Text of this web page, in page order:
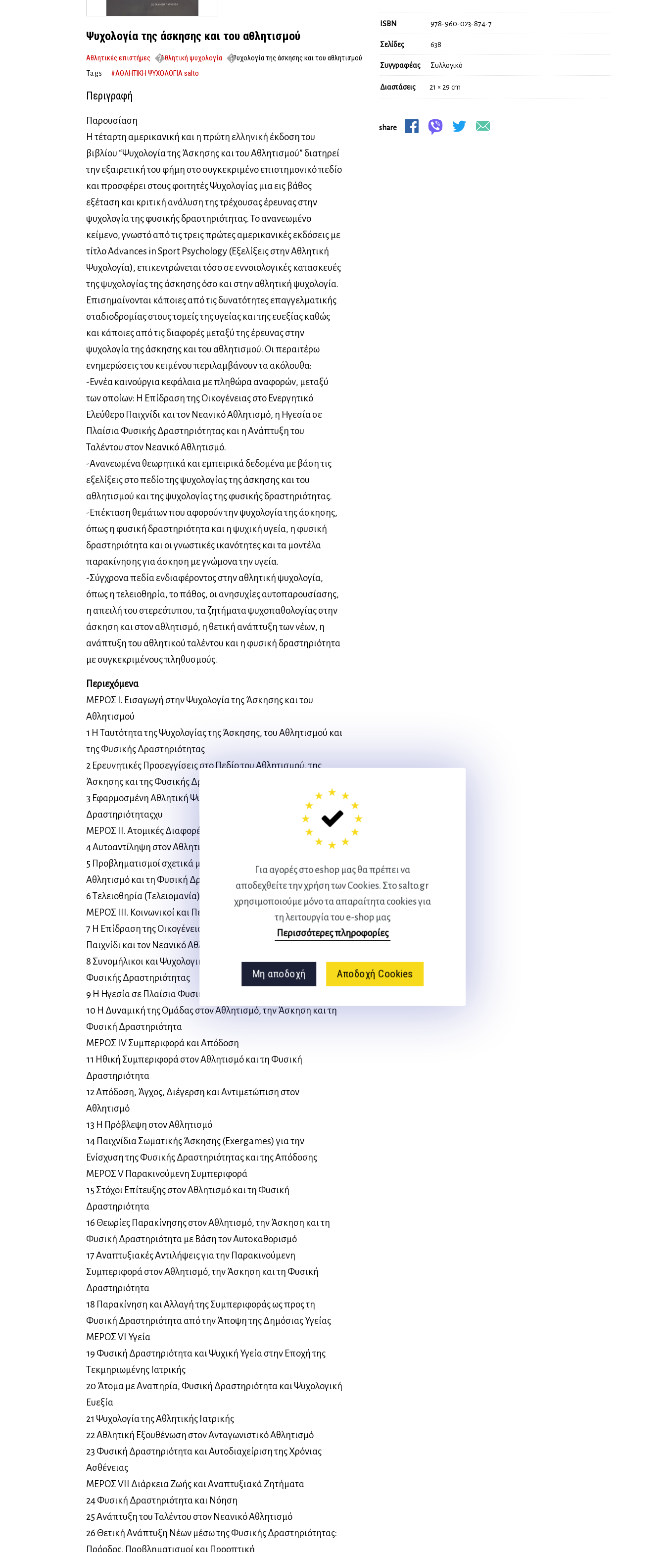
Για αγορές στο eshop μας θα πρέπει να
αποδεχθείτε την χρήση των Cookies. Στο salto.gr
χρησιμοποιούμε μόνο τα απαραίτητα cookies για
τη λειτουργία του e-shop μας
Περισσότερες πληροφορίες
Μη αποδοχή Αποδοχή Cookies
Διαστάσεις 21 × 29 cm
ISBN 978-960-023-874-7
Σελίδες 638
Συγγραφέας Συλλογικό
share
Ψυχολογία της άσκησης και του αθλητισμού
Αθλητικές επιστήμες Αθλητική ψυχολογία Ψυχολογία της άσκησης και του αθλητισμού
Tags #ΑΘΛΗΤΙΚΗ ΨΥΧΟΛΟΓΙΑ salto
Περιγραφή
Παρουσίαση
Η τέταρτη αμερικανική και η πρώτη ελληνική έκδοση του
βιβλίου “Ψυχολογία της Άσκησης και του Αθλητισμού” διατηρεί
την εξαιρετική του φήμη στο συγκεκριμένο επιστημονικό πεδίο
και προσφέρει στους φοιτητές Ψυχολογίας μια εις βάθος
εξέταση και κριτική ανάλυση της τρέχουσας έρευνας στην
ψυχολογία της φυσικής δραστηριότητας. Το ανανεωμένο
κείμενο, γνωστό από τις τρεις πρώτες αμερικανικές εκδόσεις με
τίτλο Advances in Sport Psychology (Εξελίξεις στην Αθλητική
Ψυχολογία), επικεντρώνεται τόσο σε εννοιολογικές κατασκευές
της ψυχολογίας της άσκησης όσο και στην αθλητική ψυχολογία.
Επισημαίνονται κάποιες από τις δυνατότητες επαγγελματικής
σταδιοδρομίας στους τομείς της υγείας και της ευεξίας καθώς
και κάποιες από τις διαφορές μεταξύ της έρευνας στην
ψυχολογία της άσκησης και του αθλητισμού. Οι περαιτέρω
ενημερώσεις του κειμένου περιλαμβάνουν τα ακόλουθα:
-Εννέα καινούργια κεφάλαια με πληθώρα αναφορών, μεταξύ
των οποίων: Η Επίδραση της Οικογένειας στο Ενεργητικό
Ελεύθερο Παιχνίδι και τον Νεανικό Αθλητισμό, η Ηγεσία σε
Πλαίσια Φυσικής Δραστηριότητας και η Ανάπτυξη του
Ταλέντου στον Νεανικό Αθλητισμό.
-Ανανεωμένα θεωρητικά και εμπειρικά δεδομένα με βάση τις
εξελίξεις στο πεδίο της ψυχολογίας της άσκησης και του
αθλητισμού και της ψυχολογίας της φυσικής δραστηριότητας.
-Επέκταση θεμάτων που αφορούν την ψυχολογία της άσκησης,
όπως η φυσική δραστηριότητα και η ψυχική υγεία, η φυσική
δραστηριότητα και οι γνωστικές ικανότητες και τα μοντέλα
παρακίνησης για άσκηση με γνώμονα την υγεία.
-Σύγχρονα πεδία ενδιαφέροντος στην αθλητική ψυχολογία,
όπως η τελειοθηρία, το πάθος, οι ανησυχίες αυτοπαρουσίασης,
η απειλή του στερεότυπου, τα ζητήματα ψυχοπαθολογίας στην
άσκηση και στον αθλητισμό, η θετική ανάπτυξη των νέων, η
ανάπτυξη του αθλητικού ταλέντου και η φυσική δραστηριότητα
με συγκεκριμένους πληθυσμούς.
Περιεχόμενα
ΜΕΡΟΣ Ι. Εισαγωγή στην Ψυχολογία της Άσκησης και του
Αθλητισμού
1 Η Ταυτότητα της Ψυχολογίας της Άσκησης, του Αθλητισμού και
της Φυσικής Δραστηριότητας
2 Ερευνητικές Προσεγγίσεις στο Πεδίο του Αθλητισμού, της
Άσκησης και της Φυσικής Δραστηριότητας
3 Εφαρμοσμένη Αθλητική Ψυχολογία ή Ψυχολογία της Φυσικής
Δραστηριότηταςχυ
ΜΕΡΟΣ ΙΙ. Ατομικές Διαφορές στη Συμπεριφορά
4 Αυτοαντίληψη στον Αθλητισμό και την Άσκηση
5 Προβληματισμοί σχετικά με την Αυτοπαρουσίαση στον
Αθλητισμό και τη Φυσική Δραστηριότητα
6 Τελειοθηρία (Τελειομανία) στον Αγωνιστικό Αθλητισμό
ΜΕΡΟΣ ΙΙΙ. Κοινωνικοί και Περιβαλλοντικοί Παράγοντες
7 Η Επίδραση της Οικογένειας στο Ενεργητικό Ελεύθερο
Παιχνίδι και τον Νεανικό Αθλητισμό
8 Συνομήλικοι και Ψυχολογικές Εμπειρίες σε Περιβάλλοντα
Φυσικής Δραστηριότητας
9 Η Ηγεσία σε Πλαίσια Φυσικής Δραστηριότητας
10 Η Δυναμική της Ομάδας στον Αθλητισμό, την Άσκηση και τη
Φυσική Δραστηριότητα
ΜΕΡΟΣ IV Συμπεριφορά και Απόδοση
11 Ηθική Συμπεριφορά στον Αθλητισμό και τη Φυσική
Δραστηριότητα
12 Απόδοση, Άγχος, Διέγερση και Αντιμετώπιση στον
Αθλητισμό
13 Η Πρόβλεψη στον Αθλητισμό
14 Παιχνίδια Σωματικής Άσκησης (Exergames) για την
Ενίσχυση της Φυσικής Δραστηριότητας και της Απόδοσης
ΜΕΡΟΣ V Παρακινούμενη Συμπεριφορά
15 Στόχοι Επίτευξης στον Αθλητισμό και τη Φυσική
Δραστηριότητα
16 Θεωρίες Παρακίνησης στον Αθλητισμό, την Άσκηση και τη
Φυσική Δραστηριότητα με Βάση τον Αυτοκαθορισμό
17 Αναπτυξιακές Αντιλήψεις για την Παρακινούμενη
Συμπεριφορά στον Αθλητισμό, την Άσκηση και τη Φυσική
Δραστηριότητα
18 Παρακίνηση και Αλλαγή της Συμπεριφοράς ως προς τη
Φυσική Δραστηριότητα από την Άποψη της Δημόσιας Υγείας
ΜΕΡΟΣ VI Υγεία
19 Φυσική Δραστηριότητα και Ψυχική Υγεία στην Εποχή της
Τεκμηριωμένης Ιατρικής
20 Άτομα με Αναπηρία, Φυσική Δραστηριότητα και Ψυχολογική
Ευεξία
21 Ψυχολογία της Αθλητικής Ιατρικής
22 Αθλητική Εξουθένωση στον Ανταγωνιστικό Αθλητισμό
23 Φυσική Δραστηριότητα και Αυτοδιαχείριση της Χρόνιας
Ασθένειας
ΜΕΡΟΣ VII Διάρκεια Ζωής και Αναπτυξιακά Ζητήματα
24 Φυσική Δραστηριότητα και Νόηση
25 Ανάπτυξη του Ταλέντου στον Νεανικό Αθλητισμό
26 Θετική Ανάπτυξη Νέων μέσω της Φυσικής Δραστηριότητας:
Πρόοδος, Προβληματισμοί και Προοπτική